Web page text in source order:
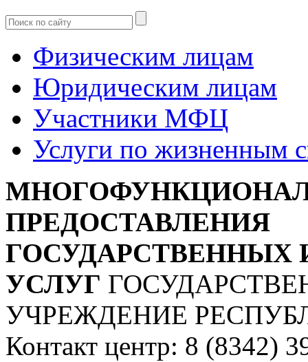
Физическим лицам
Юридическим лицам
Участники МФЦ
Услуги по жизненным
ПРЕДОСТАВЛЕНИЯ
УСЛУГ
УЧРЕЖДЕНИЕ
Контакт центр: 8 (8342)